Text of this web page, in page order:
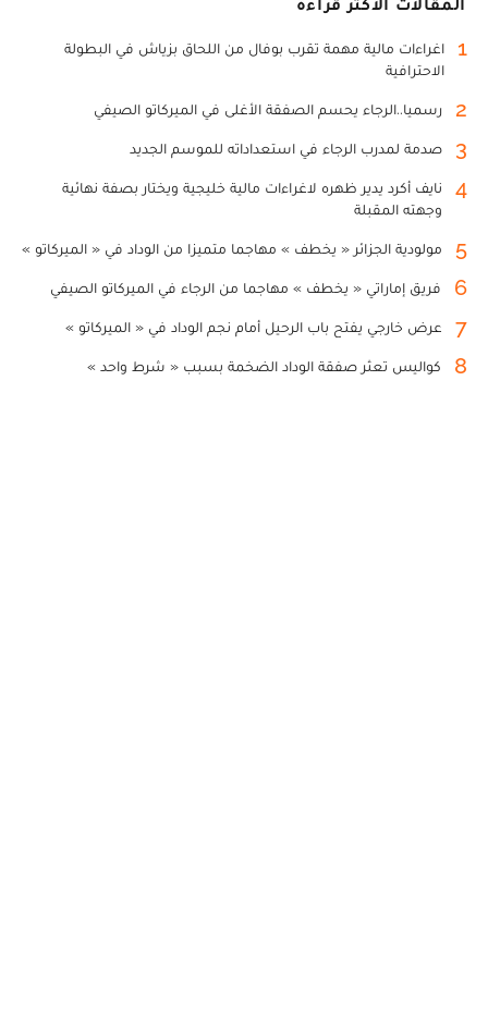
المقالات الأكثر قراءة
1
اغراءات مالية مهمة تقرب بوفال من اللحاق بزياش في البطولة
الاحترافية
2 رسميا..الرجاء يحسم الصفقة الأغلى في الميركاتو الصيفي
3 صدمة لمدرب الرجاء في استعداداته للموسم الجديد
4
نايف أكرد يدير ظهره لاغراءات مالية خليجية ويختار بصفة نهائية
وجهته المقبلة
5 مولودية الجزائر « يخطف » مهاجما متميزا من الوداد في « الميركاتو »
6 فريق إماراتي « يخطف » مهاجما من الرجاء في الميركاتو الصيفي
7 عرض خارجي يفتح باب الرحيل أمام نجم الوداد في « الميركاتو »
8 كواليس تعثر صفقة الوداد الضخمة بسبب « شرط واحد »